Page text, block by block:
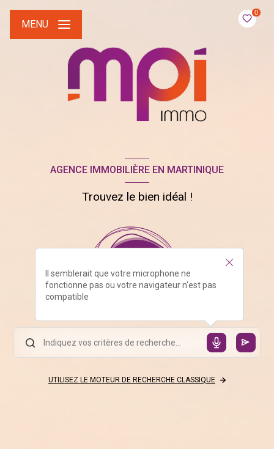
0
MENU
AGENCE IMMOBILIÈRE EN MARTINIQUE
Trouvez le bien idéal !
Il semblerait que votre microphone ne
fonctionne pas ou votre navigateur n'est pas
compatible
UTILISEZ LE MOTEUR DE RECHERCHE CLASSIQUE